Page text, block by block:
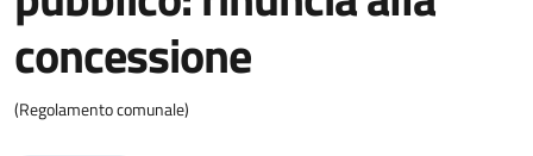
concessione
(Regolamento comunale)